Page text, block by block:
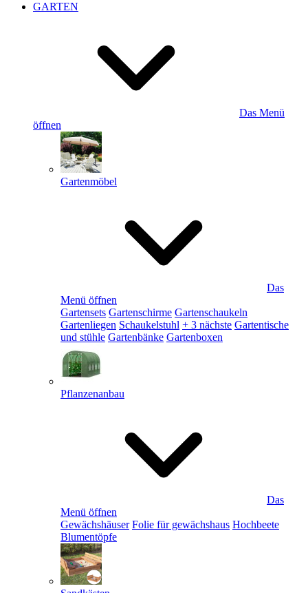
GARTEN
Das Menü
öffnen
Gartenmöbel
Das
Menü öffnen
Gartensets Gartenschirme Gartenschaukeln
Gartenliegen Schaukelstuhl + 3 nächste Gartentische
und stühle Gartenbänke Gartenboxen
Pflanzenanbau
Das
Menü öffnen
Gewächshäuser Folie für gewächshaus Hochbeete
Blumentöpfe